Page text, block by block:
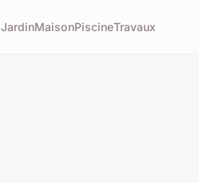
JardinMaisonPiscineTravaux